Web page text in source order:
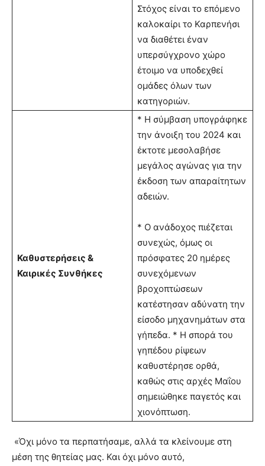
Στόχος είναι το επόμενο
καλοκαίρι το Καρπενήσι
να διαθέτει έναν
υπερσύγχρονο χώρο
έτοιμο να υποδεχθεί
ομάδες όλων των
κατηγοριών.
Καθυστερήσεις &
Καιρικές Συνθήκες
* Η σύμβαση υπογράφηκε
την άνοιξη του 2024 και
έκτοτε μεσολαβήσε
μεγάλος αγώνας για την
έκδοση των απαραίτητων
αδειών.
* Ο ανάδοχος πιέζεται
συνεχώς, όμως οι
πρόσφατες 20 ημέρες
συνεχόμενων
βροχοπτώσεων
κατέστησαν αδύνατη την
είσοδο μηχανημάτων στα
γήπεδα. * Η σπορά του
γηπέδου ρίψεων
καθυστέρησε ορθά,
καθώς στις αρχές Μαΐου
σημειώθηκε παγετός και
χιονόπτωση.
«Όχι μόνο τα περπατήσαμε, αλλά τα κλείνουμε στη
μέση της θητείας μας. Και όχι μόνο αυτό,